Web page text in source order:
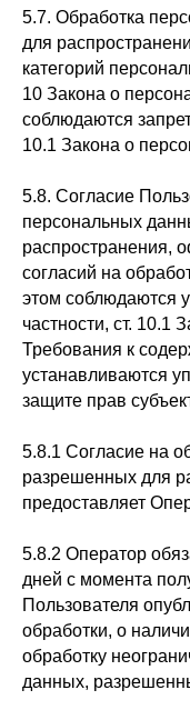
5.7. Обработка
для
категорий
10 Закона о
соблюдаются
10.1 Закона о
5.8. Согласие
персональных
распространения,
согласий на
этом соблюдаются
частности, ст. 10.1
Требования к
устанавливаются
защите прав
5.8.1 Согласие на
разрешенных для
предоставляет
5.8.2 Оператор
дней с момента
Пользователя
обработки, о
обработку
данных,